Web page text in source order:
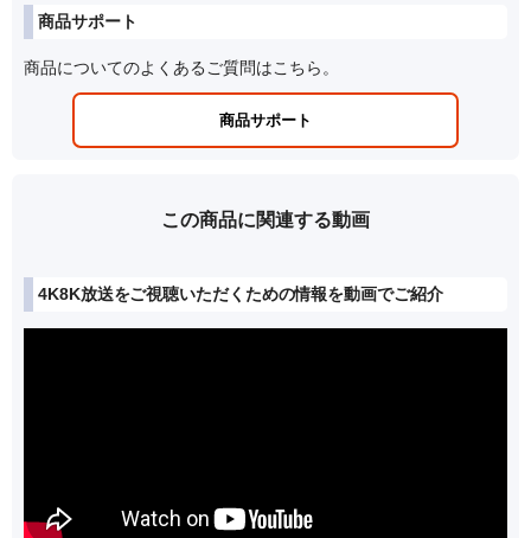
商品サポート
商品についてのよくあるご質問はこちら。
商品サポート
この商品に関連する動画
4K8K放送をご視聴いただくための情報を動画でご紹介